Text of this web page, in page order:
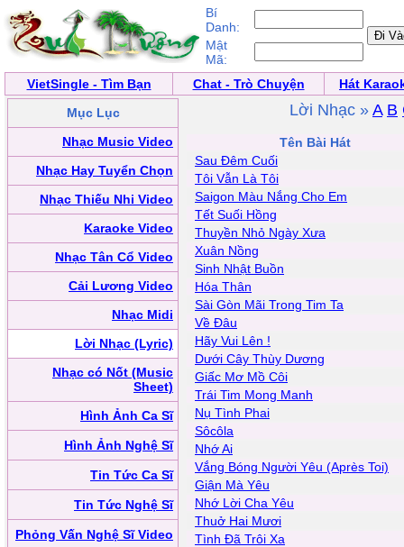
Bí
Danh:
Mật
Mã:
VietSingle - Tìm Bạn
Chat - Trò Chuyện
Hát
Mục Lục
Nhạc Music Video
Nhạc Hay Tuyển Chọn
Nhạc Thiếu Nhi Video
Karaoke Video
Nhạc Tân Cổ Video
Cải Lương Video
Nhạc Midi
Lời Nhạc (Lyric)
Nhạc có Nốt (Music
Sheet)
Hình Ảnh Ca Sĩ
Hình Ảnh Nghệ Sĩ
Tin Tức Ca Sĩ
Tin Tức Nghệ Sĩ
Phỏng Vấn Nghệ Sĩ Video
Lời Nhạc » A B
Tên Bài Hát
Sau Đêm Cuối
Tôi Vẫn Là Tôi
Saigon Màu Nắng Cho Em
Tết Suối Hồng
Thuyền Nhỏ Ngày Xưa
Xuân Nồng
Sinh Nhật Buồn
Hóa Thân
Sài Gòn Mãi Trong Tim Ta
Về Đâu
Hãy Vui Lên !
Dưới Cây Thùy Dương
Giấc Mơ Mồ Côi
Trái Tim Mong Manh
Nụ Tình Phai
Sôcôla
Nhớ Ai
Vắng Bóng Người Yêu (Après Toi)
Giận Mà Yêu
Nhớ Lời Cha Yêu
Thuở Hai Mươi
Tình Đã Trôi Xa